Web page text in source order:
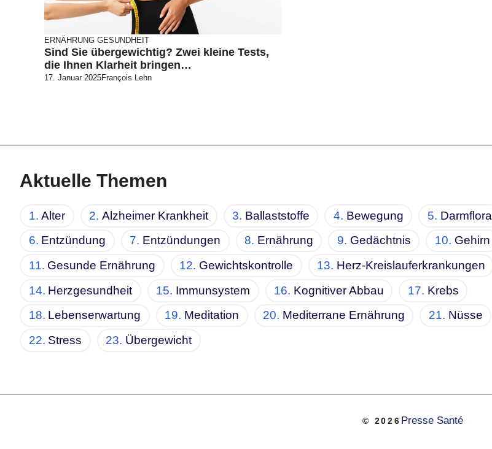
ERNÄHRUNG GESUNDHEIT
Sind Sie übergewichtig? Zwei kleine Tests,
die Ihnen Klarheit bringen…
17. Januar 2025François Lehn
Aktuelle Themen
Alter Alzheimer Krankheit Ballaststoffe Bewegung
Darmflora
Entzündung
Entzündungen Ernährung Gedächtnis
Gehirn
Gesunde Ernährung
Gewichtskontrolle
Herz-Kreislauferkrankungen
Herzgesundheit
Immunsystem Kognitiver Abbau
Krebs
Lebenserwartung
Meditation Mediterrane Ernährung
Nüsse
Stress
Übergewicht
© 2026 Presse Santé